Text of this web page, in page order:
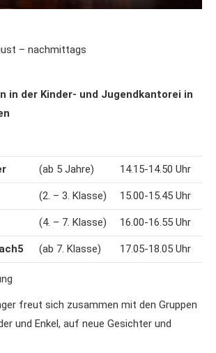
– nachmittags
in der Kinder- und Jugendkantorei in
(ab 5 Jahre) 14.15-14.50 Uhr
(2. – 3. Klasse) 15.00-15.45 Uhr
(4. – 7. Klasse) 16.00-16.55 Uhr
(ab 7. Klasse) 17.05-18.05 Uhr
freut sich zusammen mit den Gruppen
und Enkel, auf neue Gesichter und